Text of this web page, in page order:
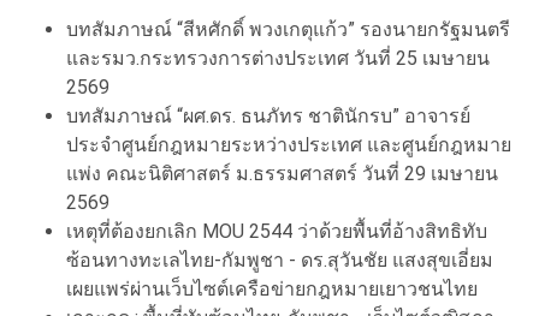
บทสัมภาษณ์ “สีหศักดิ์ พวงเกตุแก้ว” รองนายกรัฐมนตรี
และรมว.กระทรวงการต่างประเทศ วันที่ 25 เมษายน
2569
บทสัมภาษณ์ “ผศ.ดร. ธนภัทร ชาตินักรบ” อาจารย์
ประจำศูนย์กฎหมายระหว่างประเทศ และศูนย์กฎหมาย
แพ่ง คณะนิติศาสตร์ ม.ธรรมศาสตร์ วันที่ 29 เมษายน
2569
เหตุที่ต้องยกเลิก MOU 2544 ว่าด้วยพื้นที่อ้างสิทธิทับ
ซ้อนทางทะเลไทย-กัมพูชา - ดร.สุวันชัย แสงสุขเอี่ยม
เผยแพร่ผ่านเว็บไซต์เครือข่ายกฎหมายเยาวชนไทย